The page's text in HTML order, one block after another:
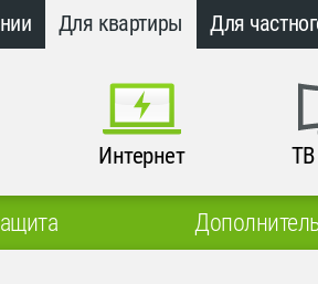
Для квартиры Для
Интернет